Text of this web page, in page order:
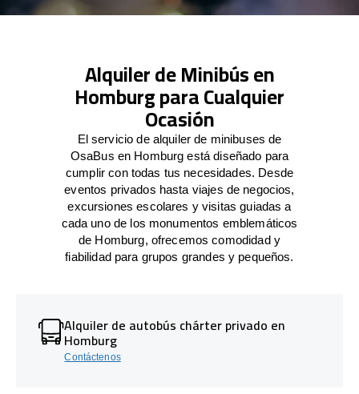
Alquiler de Minibús en
Homburg para Cualquier
Ocasión
El servicio de alquiler de minibuses de
OsaBus en Homburg está diseñado para
cumplir con todas tus necesidades. Desde
eventos privados hasta viajes de negocios,
excursiones escolares y visitas guiadas a
cada uno de los monumentos emblemáticos
de Homburg, ofrecemos comodidad y
fiabilidad para grupos grandes y pequeños.
Alquiler de autobús chárter privado en
Homburg
Contáctenos